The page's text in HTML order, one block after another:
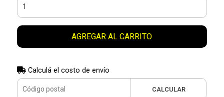
AGREGAR AL CARRITO
Calculá el costo de envío
CALCULAR